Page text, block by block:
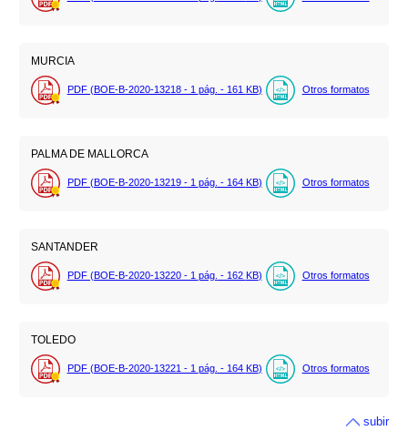
MURCIA
PDF (BOE-B-2020-13218 - 1 pág. - 161 KB) Otros formatos
PALMA DE MALLORCA
PDF (BOE-B-2020-13219 - 1 pág. - 164 KB) Otros formatos
SANTANDER
PDF (BOE-B-2020-13220 - 1 pág. - 162 KB) Otros formatos
TOLEDO
PDF (BOE-B-2020-13221 - 1 pág. - 164 KB) Otros formatos
subir